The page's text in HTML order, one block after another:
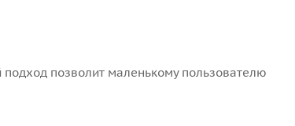
позволит маленькому пользователю